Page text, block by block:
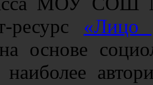
ресурс «Лицо
основе
наиболее